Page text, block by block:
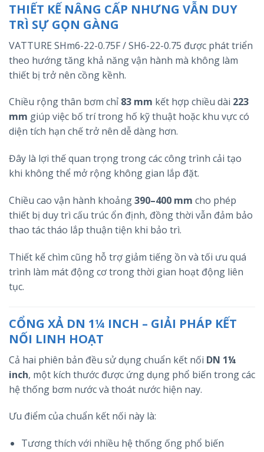
THIẾT KẾ NÂNG CẤP NHƯNG VẪN DUY
TRÌ SỰ GỌN GÀNG
VATTURE SHm6-22-0.75F / SH6-22-0.75 được phát triển
theo hướng tăng khả năng vận hành mà không làm
thiết bị trở nên cồng kềnh.
Chiều rộng thân bơm chỉ 83 mm kết hợp chiều dài 223
mm giúp việc bố trí trong hố kỹ thuật hoặc khu vực có
diện tích hạn chế trở nên dễ dàng hơn.
Đây là lợi thế quan trọng trong các công trình cải tạo
khi không thể mở rộng không gian lắp đặt.
Chiều cao vận hành khoảng390–400 mm cho phép
thiết bị duy trì cấu trúc ổn định, đồng thời vẫn đảm bảo
thao tác tháo lắp thuận tiện khi bảo trì.
Thiết kế chìm cũng hỗ trợ giảm tiếng ồn và tối ưu quá
trình làm mát động cơ trong thời gian hoạt động liên
tục.
CỔNG XẢ DN 1¼ INCH – GIẢI PHÁP KẾT
NỐI LINH HOẠT
Cả hai phiên bản đều sử dụng chuẩn kết nối DN 1¼
inch, một kích thước được ứng dụng phổ biến trong các
hệ thống bơm nước và thoát nước hiện nay.
Ưu điểm của chuẩn kết nối này là:
Tương thích với nhiều hệ thống ống phổ biến